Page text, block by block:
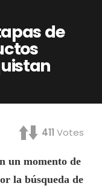
de
411 Votes
un momento de
la búsqueda de